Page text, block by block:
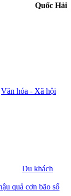
Quốc Hải
Văn hóa - Xã hội
Du khách
quả cơn bão số